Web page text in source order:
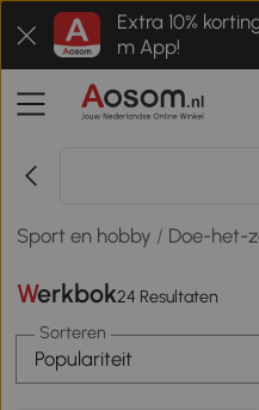
Extra 10%
m App!
Sport en hobby / Doe-het-
Werkbok24 Resultaten
Sorteren
Populariteit